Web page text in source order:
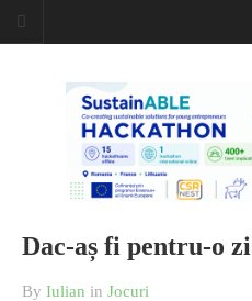
Dac-aș fi pentru-o
By Iulian in Jocuri